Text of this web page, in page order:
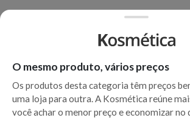
O mesmo produto, vários preços
Os produtos desta categoria têm preços
uma loja para outra. A Kosmética reúne
você achar o menor preço e economizar no